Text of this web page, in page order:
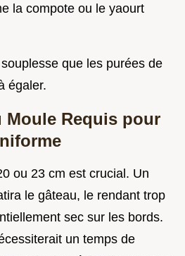
la compote ou le yaourt
que les purées de
égaler.
Moule Requis pour
ou 23 cm est crucial. Un
le gâteau, le rendant trop
sec sur les bords.
un temps de